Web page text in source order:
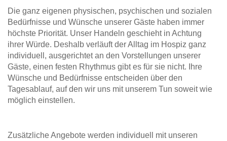
Die ganz eigenen physischen, psychischen und sozialen
Bedürfnisse und Wünsche unserer Gäste haben immer
höchste Priorität. Unser Handeln geschieht in Achtung
ihrer Würde. Deshalb verläuft der Alltag im Hospiz ganz
individuell, ausgerichtet an den Vorstellungen unserer
Gäste, einen festen Rhythmus gibt es für sie nicht. Ihre
Wünsche und Bedürfnisse entscheiden über den
Tagesablauf, auf den wir uns mit unserem Tun soweit wie
möglich einstellen.
Zusätzliche Angebote werden individuell mit unseren